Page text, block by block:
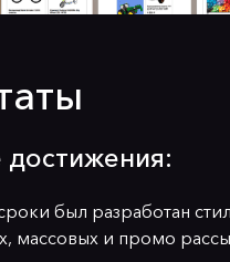
был разработан
массовых и промо